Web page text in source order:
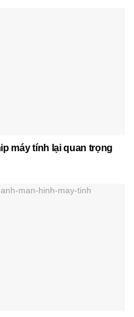
máy tính lại quan trọng